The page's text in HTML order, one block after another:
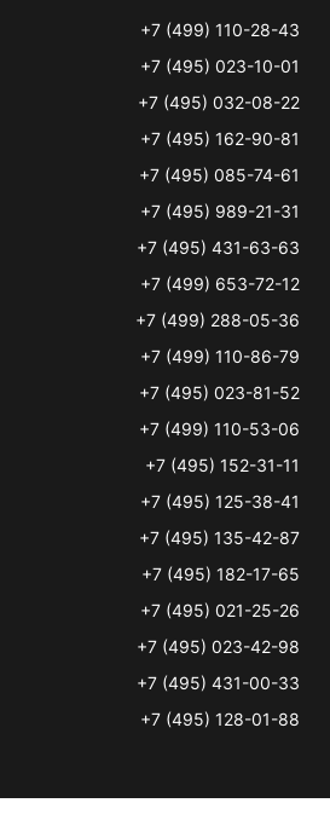
+7 (499) 110-28-43
+7 (495) 023-10-01
+7 (495) 032-08-22
+7 (495) 162-90-81
+7 (495) 085-74-61
+7 (495) 989-21-31
+7 (495) 431-63-63
+7 (499) 653-72-12
+7 (499) 288-05-36
+7 (499) 110-86-79
+7 (495) 023-81-52
+7 (499) 110-53-06
+7 (495) 152-31-11
+7 (495) 125-38-41
+7 (495) 135-42-87
+7 (495) 182-17-65
+7 (495) 021-25-26
+7 (495) 023-42-98
+7 (495) 431-00-33
+7 (495) 128-01-88